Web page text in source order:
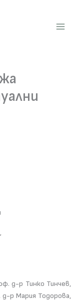
д-р Тинко Тинчев,
д-р Мария Тодорова,